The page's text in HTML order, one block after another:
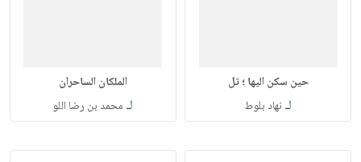
حين سكن اليها ؛ تل
لـ نهاد بلوط
الملكان الساحران
لـ محمد بن رضا اللو